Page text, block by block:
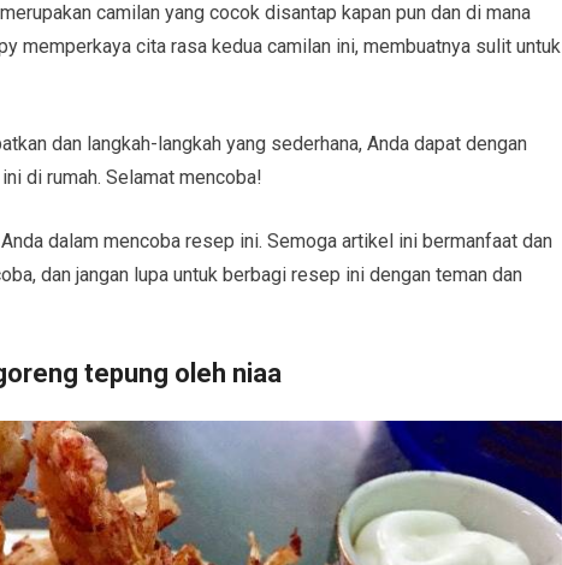
camilan yang cocok disantap kapan pun dan di mana
memperkaya cita rasa kedua camilan ini, membuatnya sulit untuk
dan langkah-langkah yang sederhana, Anda dapat dengan
di rumah. Selamat mencoba!
dalam mencoba resep ini. Semoga artikel ini bermanfaat dan
dan jangan lupa untuk berbagi resep ini dengan teman dan
tepung oleh niaa